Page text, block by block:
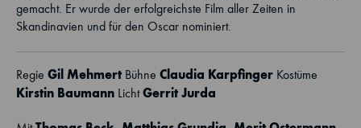
gemacht. Er wurde der erfolgreichste Film aller Zeiten in
Skandinavien und für den Oscar nominiert.
Regie Gil MehmertBühne Claudia Karpfinger Kostüme
Kirstin Baumann LichtGerrit Jurda